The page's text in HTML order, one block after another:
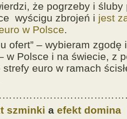
że pogrzeby i śluby
wyścigu zbrojeń i jest
w Polsce.
ofert” – wybieram zgodę i
w Polsce i na świecie, z
euro w ramach
szminki a efekt domina